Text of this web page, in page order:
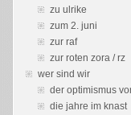
zu ulrike
zum 2. juni
zur raf
zur roten zora / rz
wer sind wir
der optimismus
die jahre im knast